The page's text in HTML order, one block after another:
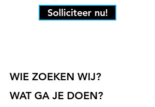
Solliciteer nu!
WIE ZOEKEN WIJ?
WAT GA JE DOEN?